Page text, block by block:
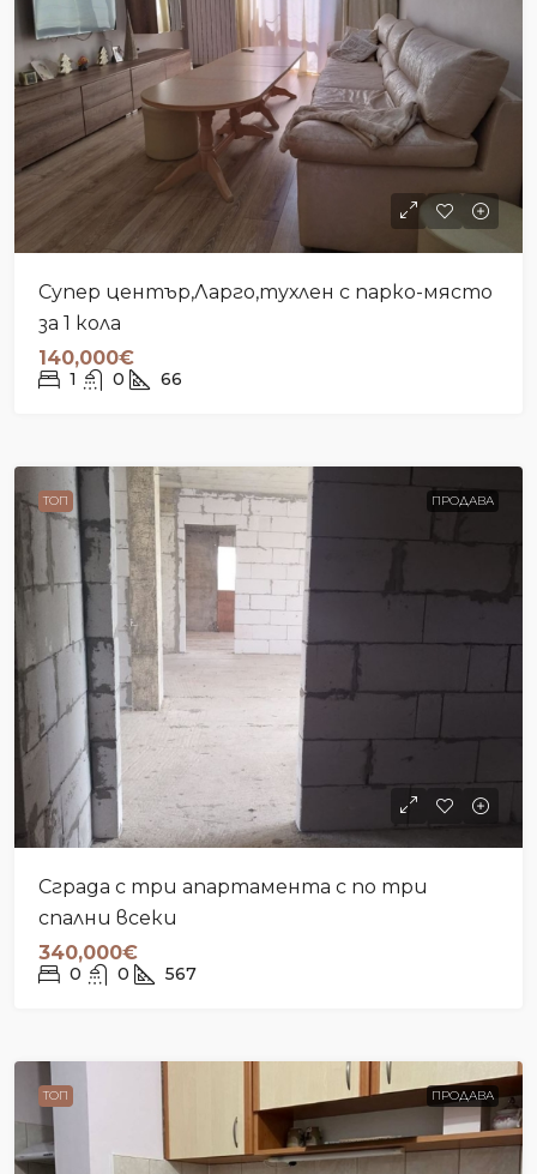
Супер център,Ларго,тухлен с парко-място
за 1 кола
140,000€
1 0 66
ТОП ПРОДАВА
Сграда с три апартамента с по три
спални всеки
340,000€
0 0 567
ТОП ПРОДАВА